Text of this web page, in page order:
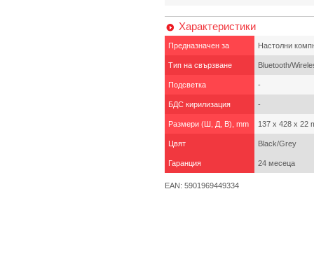
Характеристики
Предназначен за Настолни
Тип на свързване Bluetooth/
Подсветка -
БДС кирилизация -
Размери (Ш, Д, В), mm 137 x 428 x 22
Цвят Black/Grey
Гаранция 24 месеца
EAN: 5901969449334